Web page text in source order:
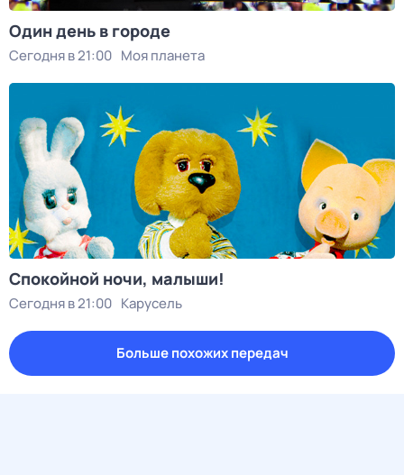
Один день в городе
Сегодня в 21:00 Моя планета
Спокойной ночи, малыши!
Сегодня в 21:00 Карусель
Больше похожих передач